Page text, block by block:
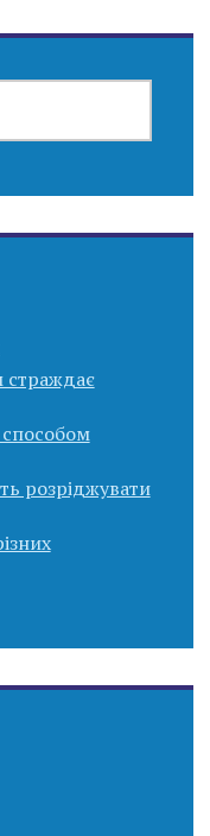
страждає
розріджувати